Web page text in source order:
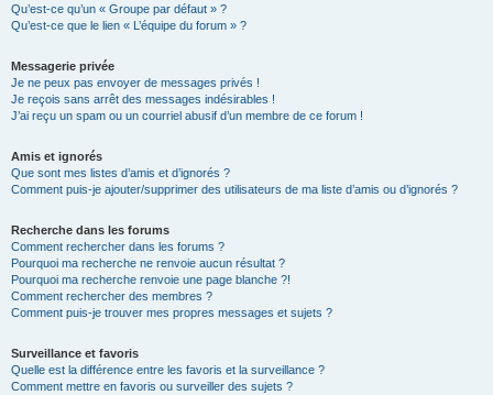
Qu’est-ce qu’un « Groupe par défaut » ?
Qu’est-ce que le lien « L’équipe du forum » ?
Messagerie privée
Je ne peux pas envoyer de messages privés !
Je reçois sans arrêt des messages indésirables !
J’ai reçu un spam ou un courriel abusif d’un membre de ce forum !
Amis et ignorés
Que sont mes listes d’amis et d’ignorés ?
Comment puis-je ajouter/supprimer des utilisateurs de ma liste d’amis ou d’ignorés ?
Recherche dans les forums
Comment rechercher dans les forums ?
Pourquoi ma recherche ne renvoie aucun résultat ?
Pourquoi ma recherche renvoie une page blanche ?!
Comment rechercher des membres ?
Comment puis-je trouver mes propres messages et sujets ?
Surveillance et favoris
Quelle est la différence entre les favoris et la surveillance ?
Comment mettre en favoris ou surveiller des sujets ?